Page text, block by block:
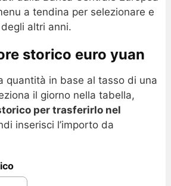
a tendina per selezionare e
altri anni.
storico euro yuan
quantità in base al tasso di una
il giorno nella tabella,
per trasferirlo nel
inserisci l’importo da